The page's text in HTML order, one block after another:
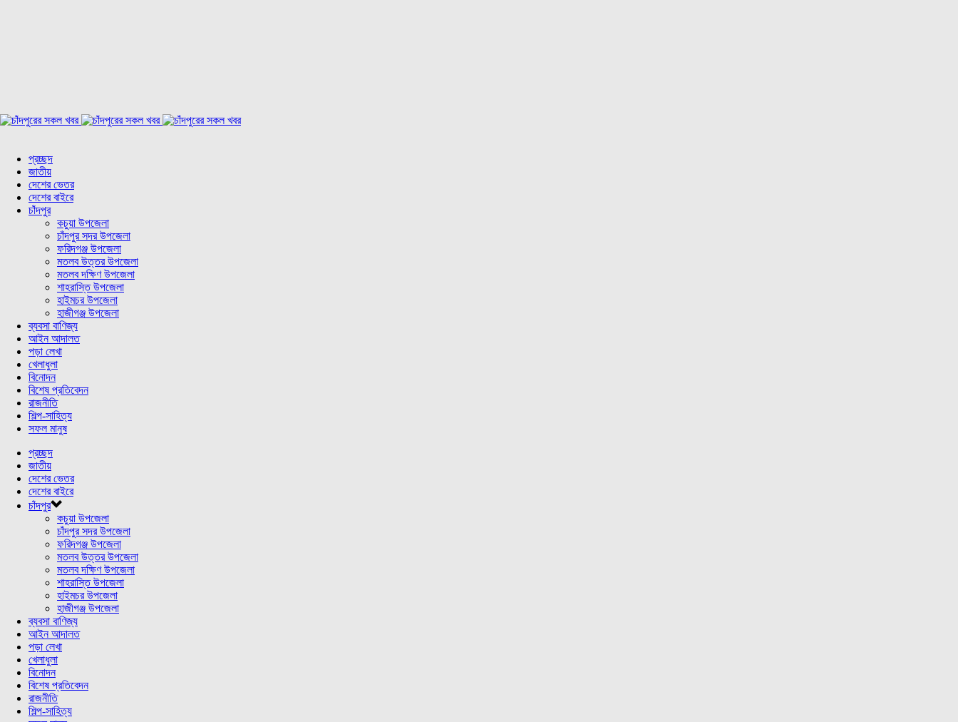
প্রচ্ছদ
জাতীয়
দেশের ভেতর
দেশের বাইরে
চাঁদপুর
কচুয়া উপজেলা
চাঁদপুর সদর উপজেলা
ফরিদগঞ্জ উপজেলা
মতলব উত্তর উপজেলা
মতলব দক্ষিণ উপজেলা
শাহরাস্তি উপজেলা
হাইমচর উপজেলা
হাজীগঞ্জ উপজেলা
ব্যবসা বাণিজ্য
আইন আদালত
পড়া লেখা
খেলাধুলা
বিনোদন
বিশেষ প্রতিবেদন
রাজনীতি
শিল্প-সাহিত্য
সফল মানুষ
প্রচ্ছদ
জাতীয়
দেশের ভেতর
দেশের বাইরে
চাঁদপুর
কচুয়া উপজেলা
চাঁদপুর সদর উপজেলা
ফরিদগঞ্জ উপজেলা
মতলব উত্তর উপজেলা
মতলব দক্ষিণ উপজেলা
শাহরাস্তি উপজেলা
হাইমচর উপজেলা
হাজীগঞ্জ উপজেলা
ব্যবসা বাণিজ্য
আইন আদালত
পড়া লেখা
খেলাধুলা
বিনোদন
বিশেষ প্রতিবেদন
রাজনীতি
শিল্প-সাহিত্য